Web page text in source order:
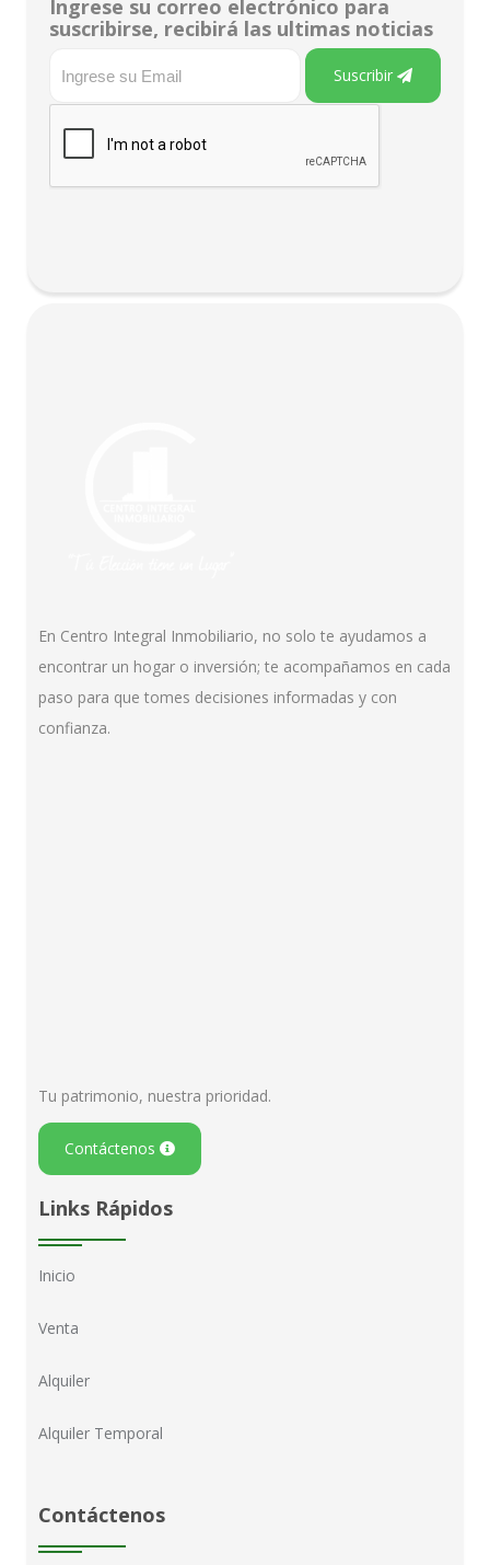
Ingrese su correo electrónico para
suscribirse, recibirá las ultimas noticias
Suscribir
En Centro Integral Inmobiliario, no solo te ayudamos a
encontrar un hogar o inversión; te acompañamos en cada
paso para que tomes decisiones informadas y con
confianza.
Tu patrimonio, nuestra prioridad.
Contáctenos
Links Rápidos
Inicio
Venta
Alquiler
Alquiler Temporal
Contáctenos